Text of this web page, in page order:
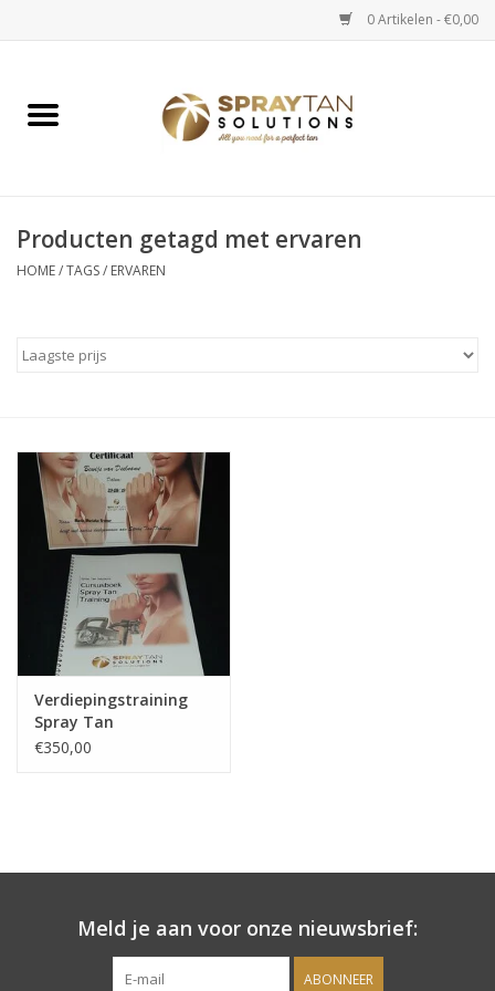
0 Artikelen - €0,00
Home
Spray Tan Starterspakketten
Selftan producten
Verzorging / Accessoires
Onderdelen
Ventilatoren / Afzuiging
Promotie materiaal
Salon kleding
Trainingen
Producten getagd met ervaren
HOME/TAGS/ ERVAREN
Verdiepingstraining
Spray Tan
€350,00
Meld je aan voor onze nieuwsbrief:
ABONNEER